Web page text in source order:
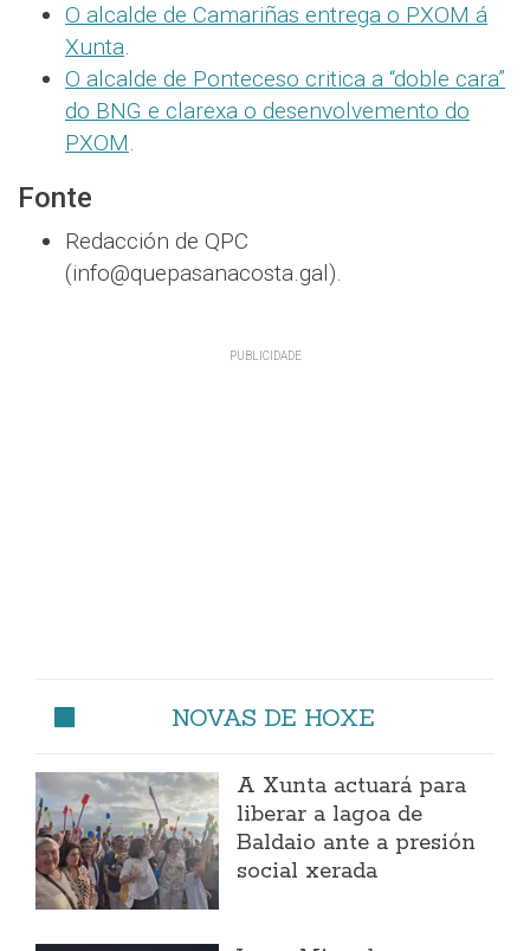
O alcalde de Camariñas entrega o PXOM á
Xunta.
O alcalde de Ponteceso critica a “doble cara”
do BNG e clarexa o desenvolvemento do
PXOM.
Fonte
Redacción de QPC
(info@quepasanacosta.gal).
NOVAS DE HOXE
A Xunta actuará para
liberar a lagoa de
Baldaio ante a presión
social xerada